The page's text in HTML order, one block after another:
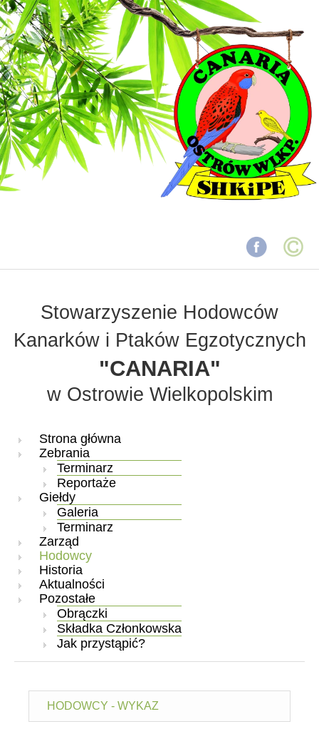
Stowarzyszenie Hodowców
Kanarków i Ptaków Egzotycznych
"CANARIA"
w Ostrowie Wielkopolskim
Strona główna
Zebrania
Terminarz
Reportaże
Giełdy
Galeria
Terminarz
Zarząd
Hodowcy
Historia
Aktualności
Pozostałe
Obrączki
Składka Członkowska
Jak przystąpić?
HODOWCY - WYKAZ